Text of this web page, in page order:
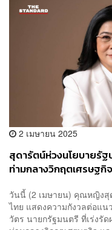
2 เมษายน 2025
สุดารัตน์ห่วงนโยบายรั
ท่ามกลางวิกฤตเศรษฐกิ
วันนี้ (2 เมษายน) คุณหญิงสุ
ไทย แสดงความกังวลต่อแ
วัตร นายกรัฐมนตรี ที่เร่งรั